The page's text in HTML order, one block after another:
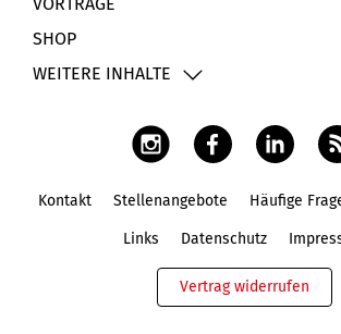
SHOP
WEITERE INHALTE
Kontakt Stellenangebote Häufige
Links Datenschutz
Vertrag widerrufen